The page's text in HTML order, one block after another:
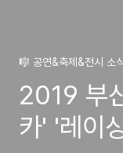
🎼 공연&축제&전시 소
2019 부산중
카' '레이